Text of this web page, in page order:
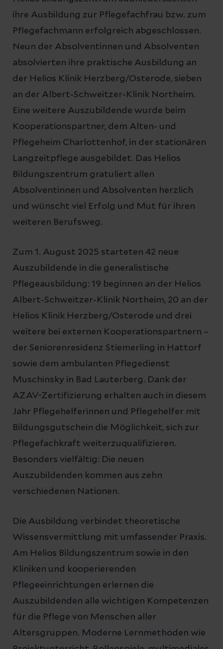
ihre Ausbildung zur Pflegefachfrau bzw. zum
Pflegefachmann erfolgreich abgeschlossen.
Neun der Absolventinnen und Absolventen
absolvierten ihre praktische Ausbildung an
der Helios Klinik Herzberg/Osterode, sieben
an der Albert-Schweitzer-Klinik Northeim.
Eine weitere Auszubildende wurde beim
Kooperationspartner, dem Alten- und
Pflegeheim Charlottenhof, in der stationären
Langzeitpflege ausgebildet. Das Helios
Bildungszentrum gratuliert allen
Absolventinnen und Absolventen herzlich
und wünscht viel Erfolg und Mut für ihren
weiteren Berufsweg.
Zum 1. August 2025 starteten 42 neue
Auszubildende in die generalistische
Pflegeausbildung: 19 beginnen an der Helios
Albert-Schweitzer-Klinik Northeim, 20 an der
Helios Klinik Herzberg/Osterode und drei
weitere bei externen Kooperationspartnern –
der Seniorenresidenz Stiemerling in Hattorf
sowie dem ambulanten Pflegedienst
Muschinsky in Bad Lauterberg. Dank der
AZAV-Zertifizierung erhalten auch in diesem
Jahr Pflegehelferinnen und Pflegehelfer mit
Bildungsgutschein die Möglichkeit, sich zur
Pflegefachkraft weiterzuqualifizieren.
Besonders vielfältig: Die neuen
Auszubildenden kommen aus zehn
verschiedenen Nationen.
Die Ausbildung verbindet theoretische
Wissensvermittlung mit umfassender Praxis.
Am Helios Bildungszentrum sowie in den
Kliniken und kooperierenden
Pflegeeinrichtungen erlernen die
Auszubildenden alle wichtigen Kompetenzen
für die Pflege von Menschen aller
Altersgruppen. Moderne Lernmethoden wie